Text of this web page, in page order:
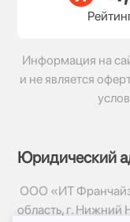
Информация на
и не является
Юридический
ООО «ИТ
область, г. Нижний